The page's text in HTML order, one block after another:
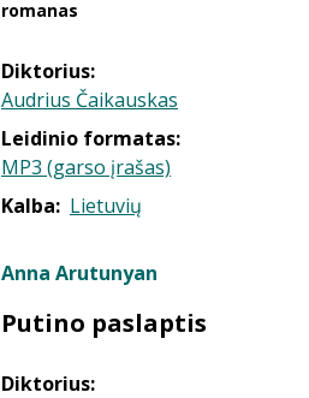
romanas
Diktorius:
Audrius Čaikauskas
Leidinio formatas:
MP3 (garso įrašas)
Kalba: Lietuvių
Anna Arutunyan
Putino paslaptis
Diktorius: